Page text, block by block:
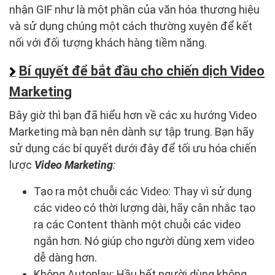
nhận GIF như là một phần của văn hóa thương hiệu
và sử dụng chúng một cách thường xuyên để kết
nối với đối tượng khách hàng tiềm năng.
Bí quyết để bắt đầu cho chiến dịch Video
Marketing
Bây giờ thì bạn đã hiểu hơn về các xu hướng Video
Marketing mà bạn nên dành sự tập trung. Bạn hãy
sử dụng các bí quyết dưới đây để tối ưu hóa chiến
lược Video Marketing:
Tạo ra một chuỗi các Video: Thay vì sử dụng
các video có thời lượng dài, hãy cân nhắc tạo
ra các Content thành một chuỗi các video
ngắn hơn. Nó giúp cho người dùng xem video
dễ dàng hơn.